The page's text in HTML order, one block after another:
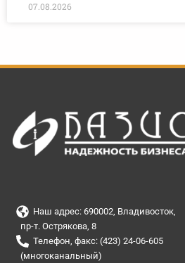
07.08.2026
Наш адрес: 690002, Владивосток,
пр-т. Острякова, 8
Телефон, факс: (423) 24-06-605
(многоканальный)